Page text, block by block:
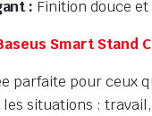
: Finition douce
Smart Stand
parfaite pour ceux
les situations :